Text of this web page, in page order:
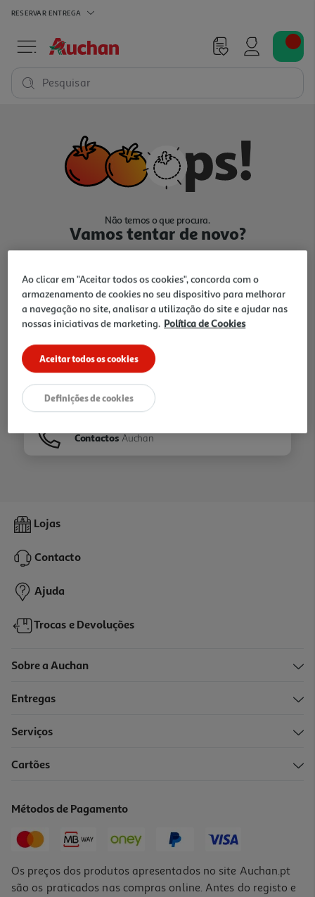
RESERVAR ENTREGA
Pesquisar
Não temos o que procura.
Vamos tentar de novo?
Ir para Homepage
Folhetos
Contactos Auchan
Lojas
Contacto
Ajuda
Trocas e Devoluções
Sobre a Auchan
Entregas
Serviços
Cartões
Métodos de Pagamento
Os preços dos produtos apresentados no site Auchan.pt
são os praticados nas compras online. Antes do registo e
Ao clicar em "Aceitar todos os cookies", concorda com o
armazenamento de cookies no seu dispositivo para melhorar
a navegação no site, analisar a utilização do site e ajudar nas
nossas iniciativas de marketing. Política de Cookies
Aceitar todos os cookies
Definições de cookies